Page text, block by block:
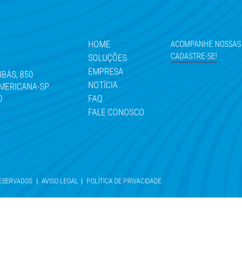
850
SP
HOME
SOLUÇÕES
EMPRESA
NOTÍCIA
FAQ
FALE CONOSCO
ACOMPANHE
CADASTRE-SE!
| AVISO LEGAL | POLÍTICA DE PRIVACIDADE